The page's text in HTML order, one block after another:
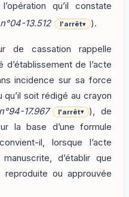
qu’il constate
13.512 l'arrêt▾ ).
de cassation rappelle
de l’acte
incidence sur sa force
soit rédigé au crayon
17.967 l'arrêt▾
), de
la base d’une formule
il, lorsque l’acte
d’établir que
ou approuvée